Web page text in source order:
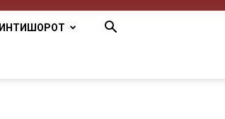
ИНТИШОРОТ